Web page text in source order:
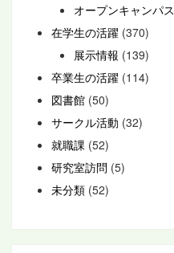
オープンキャンパス
在学生の活躍 (370)
展示情報 (139)
卒業生の活躍 (114)
図書館 (50)
サークル活動 (32)
就職課 (52)
研究室訪問 (5)
未分類 (52)